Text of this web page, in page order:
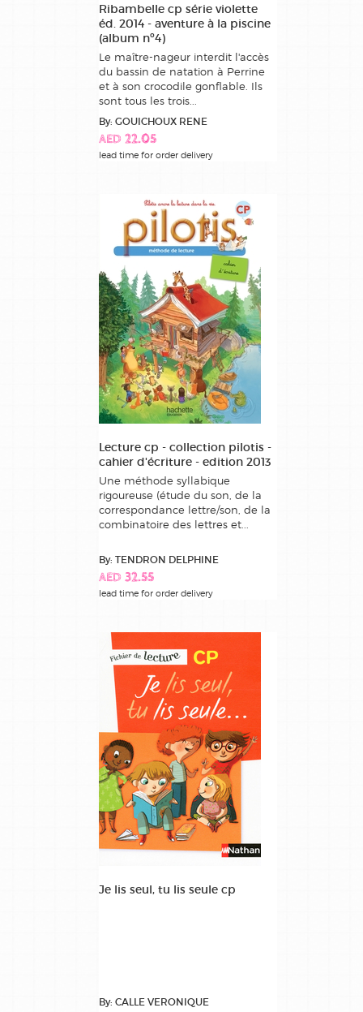
Ribambelle cp série violette
éd. 2014 - aventure à la piscine
(album nº4)
Le maître-nageur interdit l'accès
du bassin de natation à Perrine
et à son crocodile gonflable. Ils
sont tous les trois...
By: GOUICHOUX RENE
AED 22.05
lead time for order delivery
Lecture cp - collection pilotis -
cahier d'écriture - edition 2013
Une méthode syllabique
rigoureuse (étude du son, de la
correspondance lettre/son, de la
combinatoire des lettres et...
By: TENDRON DELPHINE
AED 32.55
lead time for order delivery
Je lis seul, tu lis seule cp
By: CALLE VERONIQUE